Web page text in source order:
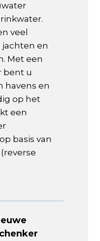
veel
en
Met een
bent u
havens en
op het
een
basis van